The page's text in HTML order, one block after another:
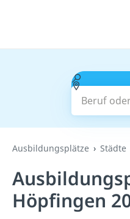
Beruf
Ausbildungsplätze Städte
Höpfingen